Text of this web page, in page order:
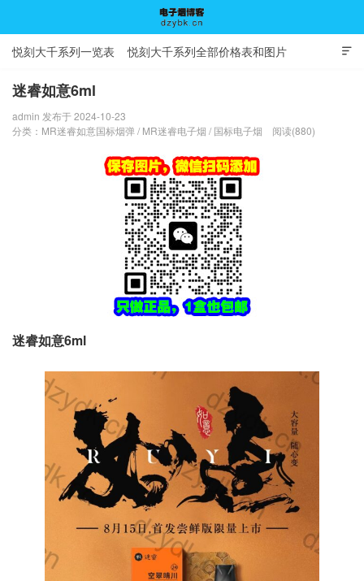
电子烟博客

悦刻大千系列一览表 悦刻大千系列全部价格表和图片
迷睿如意6ml
admin 发布于 2024-10-23
分类： MR迷睿如意国标烟弹/ MR迷睿电子烟 / 国标电子烟 阅读(880)
迷睿如意6ml